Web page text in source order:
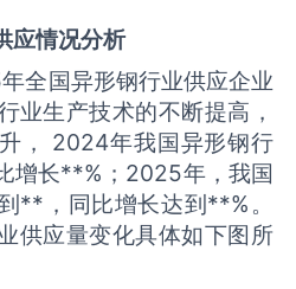
应情况分析
全国异形钢行业供应企业
业生产技术的不断提高，
， 2024年我国异形钢行
增长**%；2025年，我国
**，同比增长达到**%。
供应量变化具体如下图所